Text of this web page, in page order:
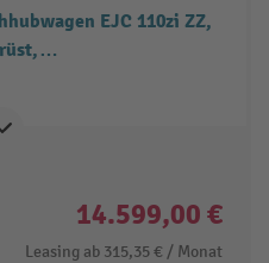
EJC 110zi ZZ,
Tragfähigkeit 1.000
14.599,00 €
Leasing ab 315,35 € / Monat